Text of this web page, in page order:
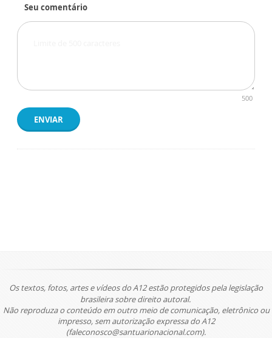
Seu comentário
500
ENVIAR
Os textos, fotos, artes e vídeos do A12 estão protegidos pela legislação
brasileira sobre direito autoral.
Não reproduza o conteúdo em outro meio de comunicação, eletrônico ou
impresso, sem autorização expressa do A12
(faleconosco@santuarionacional.com).